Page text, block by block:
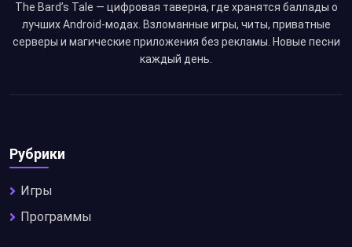
The Bard’s Tale — цифровая таверна, где хранятся баллады о
лучших Android-модах. Взломанные игры, читы, приватные
серверы и магические приложения без рекламы. Новые песни
каждый день.
Рубрики
Игры
Программы